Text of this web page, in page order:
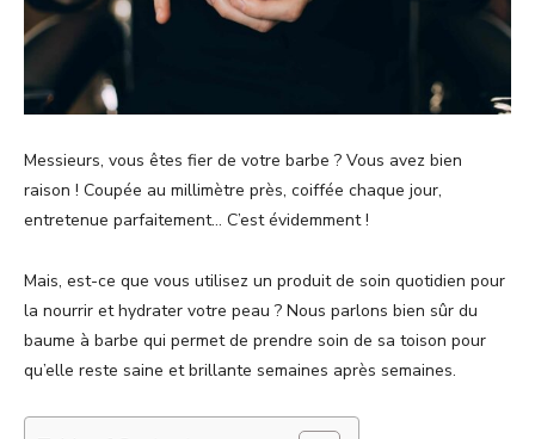
Messieurs, vous êtes fier de votre barbe ? Vous avez bien
raison ! Coupée au millimètre près, coiffée chaque jour,
entretenue parfaitement… C’est évidemment !
Mais, est-ce que vous utilisez un produit de soin quotidien pour
la nourrir et hydrater votre peau ? Nous parlons bien sûr du
baume à barbe qui permet de prendre soin de sa toison pour
qu’elle reste saine et brillante semaines après semaines.